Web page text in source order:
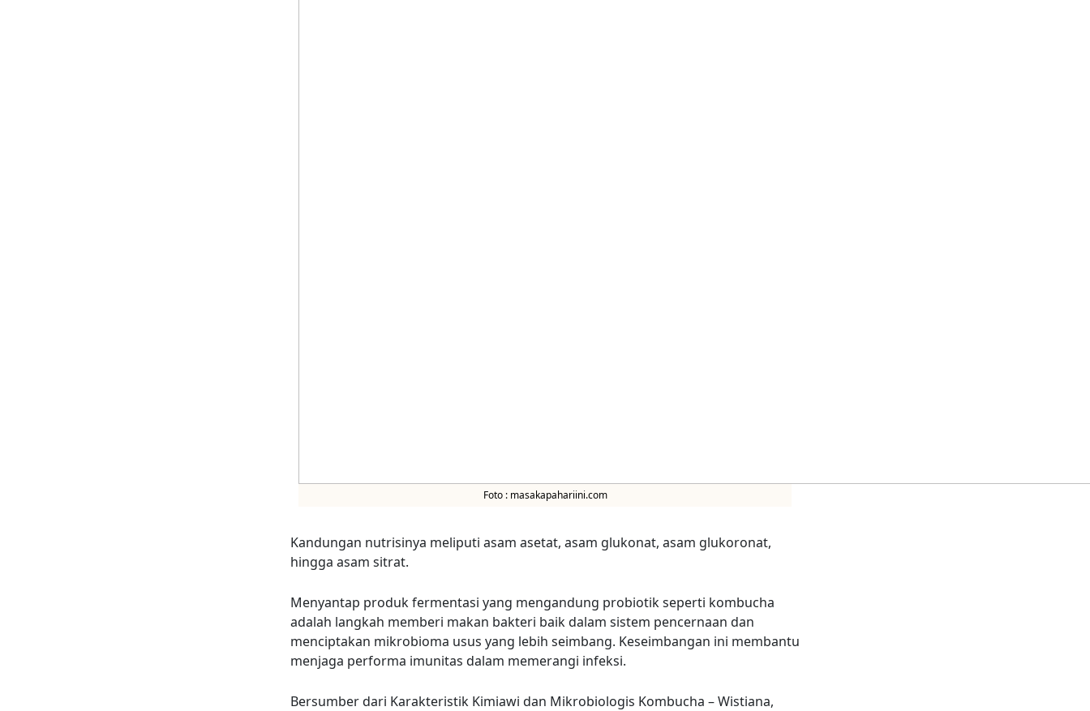
Foto : masakapahariini.com
Kandungan nutrisinya meliputi asam asetat, asam glukonat, asam glukoronat,
hingga asam sitrat.
Menyantap produk fermentasi yang mengandung probiotik seperti kombucha
adalah langkah memberi makan bakteri baik dalam sistem pencernaan dan
menciptakan mikrobioma usus yang lebih seimbang. Keseimbangan ini membantu
menjaga performa imunitas dalam memerangi infeksi.
Bersumber dari Karakteristik Kimiawi dan Mikrobiologis Kombucha – Wistiana,